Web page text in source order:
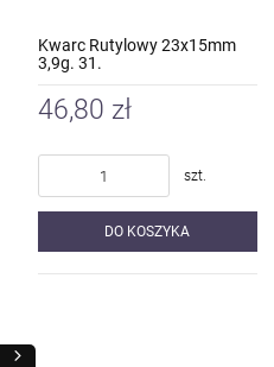
Kwarc Rutylowy 23x15mm
3,9g. 31.
46,80 zł
szt.
DO KOSZYKA